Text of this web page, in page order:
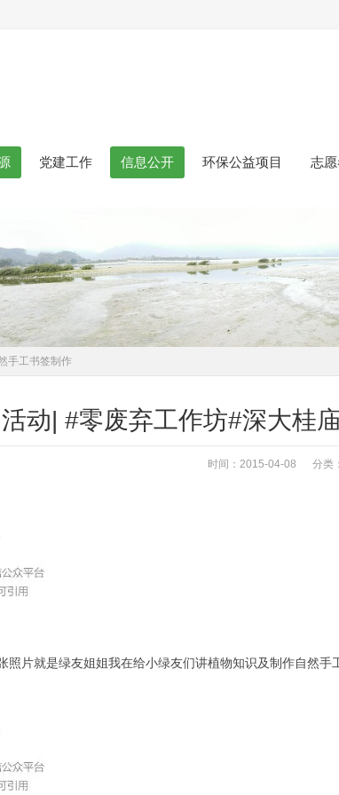
党建工作 信息公开 环保公益项目 志
手工书签制作
活动| #零废弃工作坊#深大桂
时间：2015-04-08 分类：
照片就是绿友姐姐我在给小绿友们讲植物知识及制作自然